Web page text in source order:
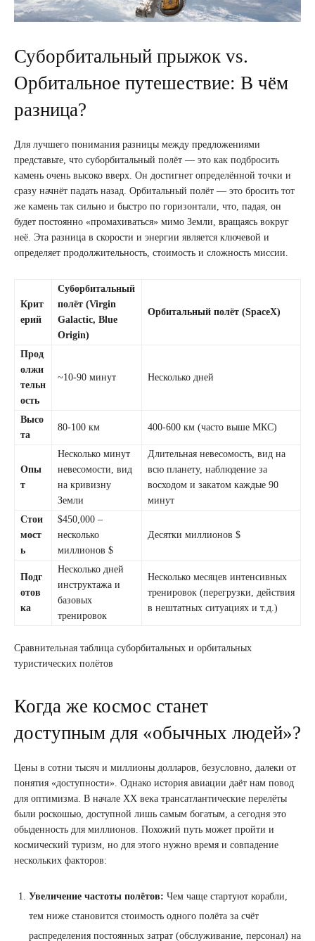
Суборбитальный прыжок vs.
Орбитальное путешествие: В чём
разница?
Для лучшего понимания разницы между предложениями
представьте, что суборбитальный полёт — это как подбросить
камень очень высоко вверх. Он достигнет определённой точки и
сразу начнёт падать назад. Орбитальный полёт — это бросить тот
же камень так сильно и быстро по горизонтали, что, падая, он
будет постоянно «промахиваться» мимо Земли, вращаясь вокруг
неё. Эта разница в скорости и энергии является ключевой и
определяет продолжительность, стоимость и сложность миссии.
Крит
ерий
Суборбитальный
полёт (Virgin
Galactic, Blue
Origin)
Орбитальный полёт (SpaceX)
Прод
олжи
тельн
ость
~10-90 минут Несколько дней
Высо
та
80-100 км 400-600 км (часто выше МКС)
Опы
т
Несколько минут
невесомости, вид
на кривизну
Земли
Длительная невесомость, вид на
всю планету, наблюдение за
восходом и закатом каждые 90
минут
Стои
мост
ь
$450,000 –
несколько
миллионов $
Десятки миллионов $
Подг
отов
ка
Несколько дней
инструктажа и
базовых
тренировок
Несколько месяцев интенсивных
тренировок (перегрузки, действия
в нештатных ситуациях и т.д.)
Сравнительная таблица суборбитальных и орбитальных
туристических полётов
Когда же космос станет
доступным для «обычных людей»?
Цены в сотни тысяч и миллионы долларов, безусловно, далеки от
понятия «доступности». Однако история авиации даёт нам повод
для оптимизма. В начале XX века трансатлантические перелёты
были роскошью, доступной лишь самым богатым, а сегодня это
обыденность для миллионов. Похожий путь может пройти и
космический туризм, но для этого нужно время и совпадение
нескольких факторов:
Увеличение частоты полётов: Чем чаще стартуют корабли,
тем ниже становится стоимость одного полёта за счёт
распределения постоянных затрат (обслуживание, персонал) на